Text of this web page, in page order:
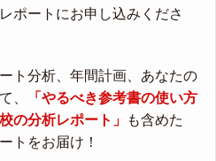
ポートにお申し込みくださ
ト分析、年間計画、あなたの
、
「やるべき参考書の使い方
の分析レポート」
も含めた
トをお届け！